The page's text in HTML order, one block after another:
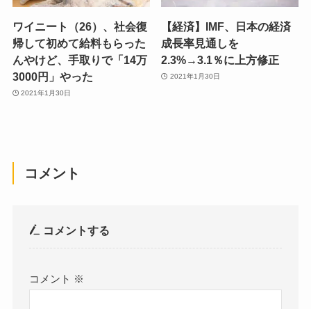
ワイニート（26）、社会復
帰して初めて給料もらった
んやけど、手取りで「14万
3000円」やった
2021年1月30日
【経済】IMF、日本の経済
成長率見通しを
2.3%→3.1％に上方修正
2021年1月30日
コメント
コメントする
コメント ※